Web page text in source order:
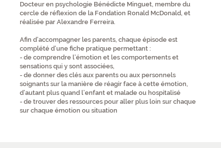
Docteur en psychologie Bénédicte Minguet, membre du
cercle de réflexion de la Fondation Ronald McDonald, et
réalisée par Alexandre Ferreira.
Afin d’accompagner les parents, chaque épisode est
complété d’une fiche pratique permettant :
- de comprendre l’émotion et les comportements et
sensations qui y sont associées,
- de donner des clés aux parents ou aux personnels
soignants sur la manière de réagir face à cette émotion,
d’autant plus quand l’enfant et malade ou hospitalisé
- de trouver des ressources pour aller plus loin sur chaque
sur chaque émotion ou situation